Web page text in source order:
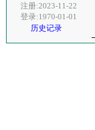
注册:2023-11-22
登录:1970-01-01
历史记录